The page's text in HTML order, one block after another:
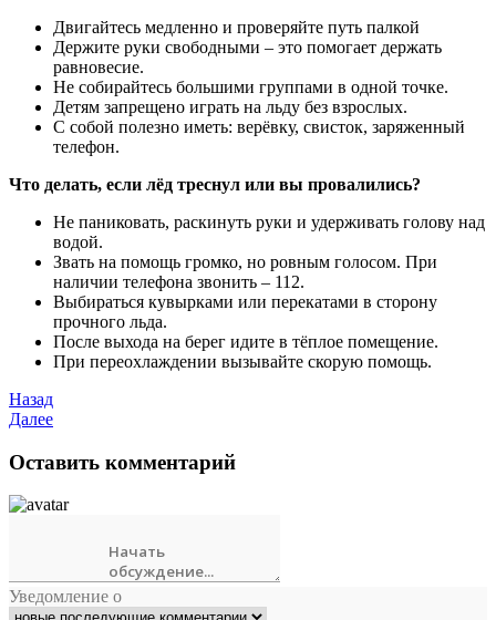
Двигайтесь медленно и проверяйте путь палкой
Держите руки свободными – это помогает держать
равновесие.
Не собирайтесь большими группами в одной точке.
Детям запрещено играть на льду без взрослых.
С собой полезно иметь: верёвку, свисток, заряженный
телефон.
Что делать, если лёд треснул или вы провалились?
Не паниковать, раскинуть руки и удерживать голову над
водой.
Звать на помощь громко, но ровным голосом. При
наличии телефона звонить – 112.
Выбираться кувырками или перекатами в сторону
прочного льда.
После выхода на берег идите в тёплое помещение.
При переохлаждении вызывайте скорую помощь.
Назад
Далее
Оставить комментарий
Уведомление о